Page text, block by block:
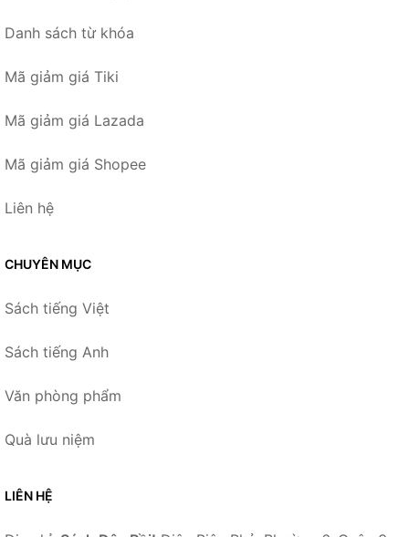
Danh sách từ khóa
Mã giảm giá Tiki
Mã giảm giá Lazada
Mã giảm giá Shopee
Liên hệ
CHUYÊN MỤC
Sách tiếng Việt
Sách tiếng Anh
Văn phòng phẩm
Quà lưu niệm
LIÊN HỆ